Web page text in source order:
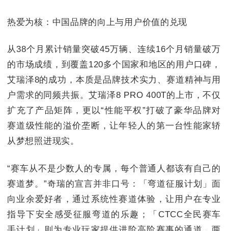
热爱为核：中国品牌的向上与用户价值的兑现
从38个月累计销量突破45万辆、连续16个月销量破万
的市场成绩，到覆盖120多个国家和地区的用户口碑，
艾瑞泽8的成功，本质是品牌技术实力、赛道精神与用
户需求的同频共振。艾瑞泽8 PRO 400T的上市，不仅
扩充了产品矩阵，更以“性能平权”打破了豪华品牌对
赛道级性能的溢价垄断，让年轻人的第一台性能家轿
从梦想照进现实。
“赛车从不是少数人的专属，每个普通人都该有自己的
赛道梦。”奇瑞的宣言并非口号：「弯道征服计划」面
向业余爱好者，通过系统性赛道体验，让用户在专业
指导下安全感受征服弯道的乐趣；「CTCC全民赛车